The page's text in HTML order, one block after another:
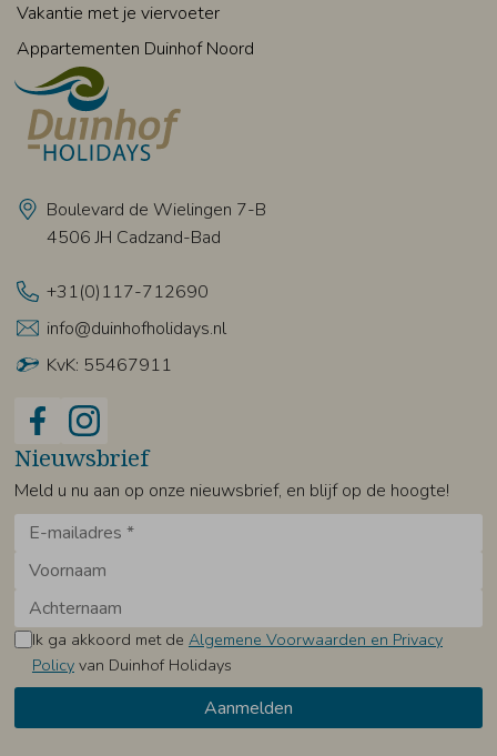
Boulevard de Wielingen 7-B
4506 JH Cadzand-Bad
+31(0)117-712690
info@duinhofholidays.nl
KvK: 55467911
Vakantie met je viervoeter
Appartementen Duinhof Noord
Nieuwsbrief
Meld u nu aan op onze nieuwsbrief, en blijf op de hoogte!
Ik ga akkoord met de Algemene Voorwaarden en Privacy
Policyvan Duinhof Holidays